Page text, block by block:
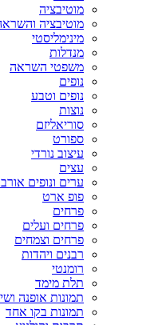
מוטיבציה
מוטיבציה
מינימליסטי
מנדלות
משפטי השראה
נופים
נופים וטבע
נוצות
סוריאליזם
ספורט
עיצוב נורדי
עצים
ערים ונופים
פופ ארט
פרחים
פרחים ועלים
פרחים וצמחים
רבנים ויהדות
רומנטי
תלת מימד
תמונות אופנה
תמונות בקו אחד